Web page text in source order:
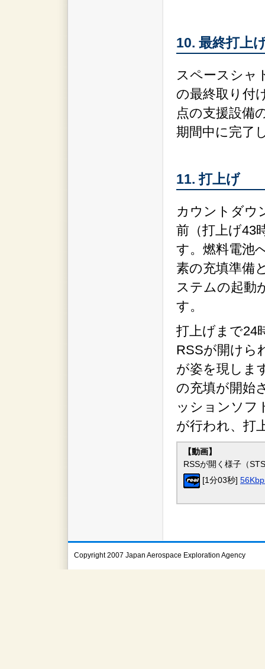
10. 最終打上
スペースシャ
の最終取り付
点の支援設備
期間中に完了
11. 打上げ
カウントダウ
前（打上げ43
す。燃料電池
素の充填準備
ステムの起動
す。
打上げまで24
RSSが開けら
が姿を現しま
の充填が開始
ッションソフ
が行われ、打
【動画】
RSSが開く様子（
[1分03秒]
Copyright 2007 Japan Aerospace Exploration Agency